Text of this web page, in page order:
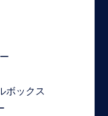
ボックス